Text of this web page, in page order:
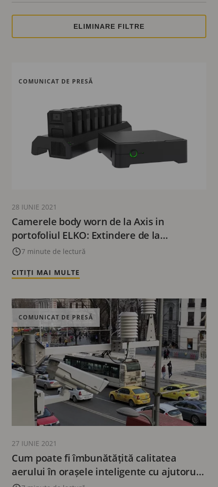
Camerele body worn de la Axis in
portofoliul ELKO: Extindere de la
domeniul public la cel de afaceri
7 minute de lectură
COMUNICAT DE PRESĂ
28 IUNIE 2021
CITIȚI MAI MULTE
Cum poate fi îmbunătățită calitatea
aerului în orașele inteligente cu ajutorul
COMUNICAT DE PRESĂ
27 IUNIE 2021